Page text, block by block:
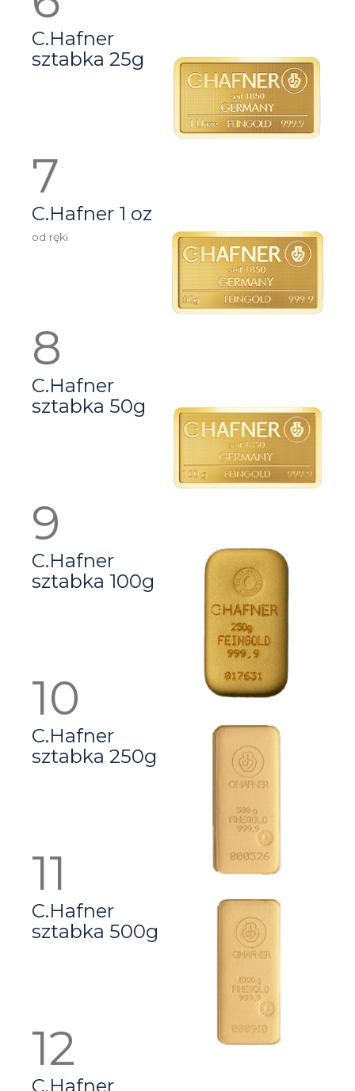
C.Hafner
sztabka 25g
C.Hafner 1 oz
od ręki
C.Hafner
sztabka 50g
C.Hafner
sztabka 100g
C.Hafner
sztabka 250g
C.Hafner
sztabka 500g
C.Hafner